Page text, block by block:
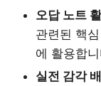
오답 노트
관련된 핵
에 활용합
실전 감각